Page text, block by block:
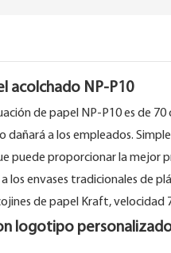
acolchado NP-P10
de papel NP-P10 es de
dañará a los empleados.
puede proporcionar la
los envases tradicionales de
logotipo